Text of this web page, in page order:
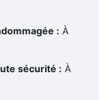
: À
sécurité : À